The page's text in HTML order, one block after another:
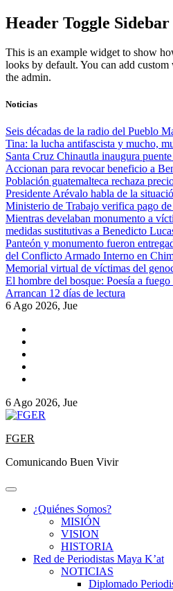
Skip
to
Header Toggle Sidebar
This is an example widget to show
looks by default. You can add
the admin.
Noticias
Seis décadas de la radio del Pueblo
Tina: la lucha antifascista y mucho,
Santa Cruz Chinautla inaugura
Accionan para revocar beneficio a
Población guatemalteca rechaza
Presidente Arévalo habla de la
Ministerio de Trabajo verifica pago
Mientras develaban monumento a
medidas sustitutivas a Benedicto
Panteón y monumento fueron
del Conflicto Armado Interno en
Memorial virtual de víctimas del
El hombre del bosque: Poesía a fuego
Arrancan 12 días de lectura
6 Ago 2026, Jue
6 Ago 2026, Jue
FGER
Comunicando Buen Vivir
¿Quiénes Somos?
MISIÓN
VISION
HISTORIA
Red de Periodistas Maya K’at
NOTICIAS
Diplomado